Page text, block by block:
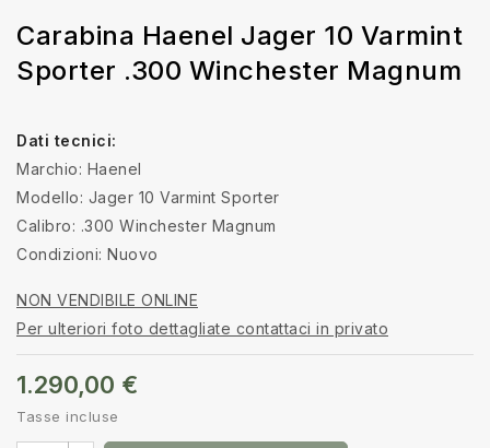
Carabina Haenel Jager 10 Varmint
Sporter .300 Winchester Magnum
Dati tecnici:
Marchio: Haenel
Modello: Jager 10 Varmint Sporter
Calibro: .300 Winchester Magnum
Condizioni: Nuovo
NON VENDIBILE ONLINE
Per ulteriori foto dettagliate contattaci in privato
1.290,00 €
Tasse incluse